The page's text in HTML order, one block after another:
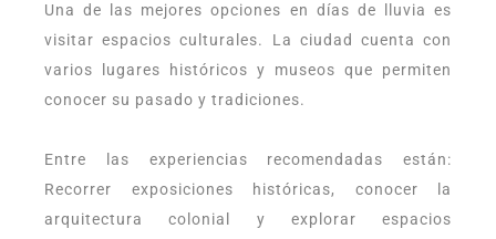
Una de las mejores opciones en días de lluvia es
visitar espacios culturales. La ciudad cuenta con
varios lugares históricos y museos que permiten
conocer su pasado y tradiciones.
Entre las experiencias recomendadas están:
Recorrer exposiciones históricas, conocer la
arquitectura colonial y explorar espacios